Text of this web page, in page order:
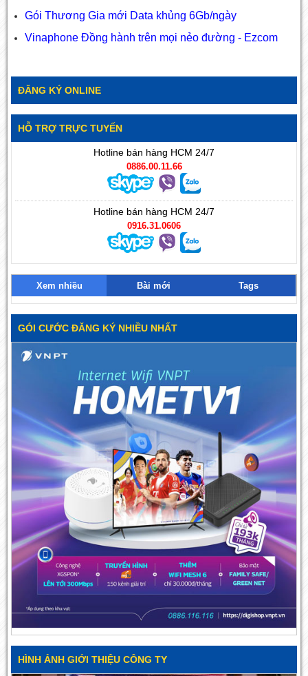
Gói Thương Gia mới Data khủng 6Gb/ngày
Vinaphone Đồng hành trên mọi nẻo đường - Ezcom
ĐĂNG KÝ ONLINE
HỖ TRỢ TRỰC TUYẾN
Hotline bán hàng HCM 24/7
0886.00.11.66
Hotline bán hàng HCM 24/7
0916.31.0606
Xem nhiều Bài mới Tags
GÓI CƯỚC ĐĂNG KÝ NHIỀU NHẤT
HÌNH ẢNH GIỚI THIỆU CÔNG TY